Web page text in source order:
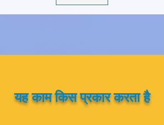
यह काम किस प्रकार करता है